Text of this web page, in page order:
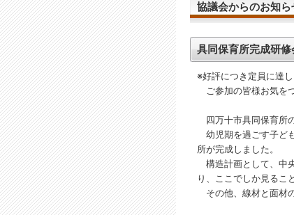
協議会からのお知ら
具同保育所完成研
※好評につき定員に達
ご参加の皆様お気を
四万十市具同保育所
幼児期を過ごす子ど
所が完成しました。
構造計画として、中
り、ここでしか見るこ
その他、線材と面材